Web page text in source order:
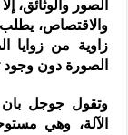
الصور والوثائق،
والاقتصاص، يطلب
زاوية من زوايا
الصورة دون وجود
وتقول جوجل بان
الآلة، وهي